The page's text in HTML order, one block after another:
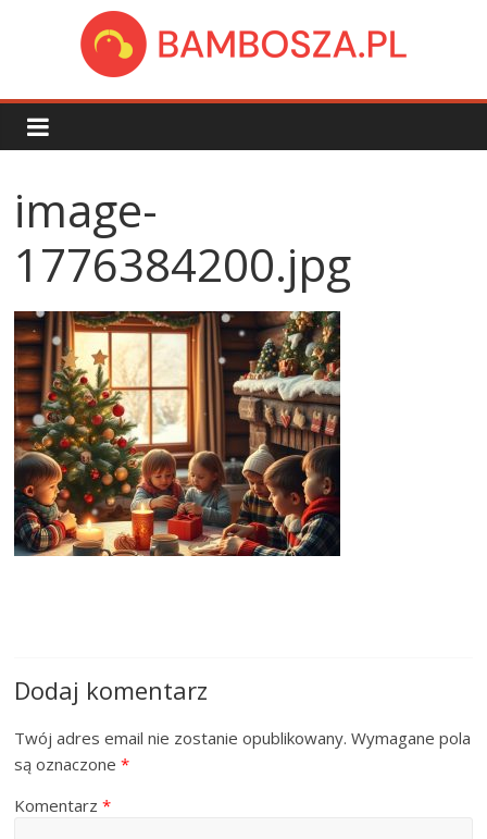
bambosza.pl
image-
1776384200.jpg
Dodaj komentarz
Twój adres email nie zostanie opublikowany. Wymagane pola
są oznaczone*
Komentarz*